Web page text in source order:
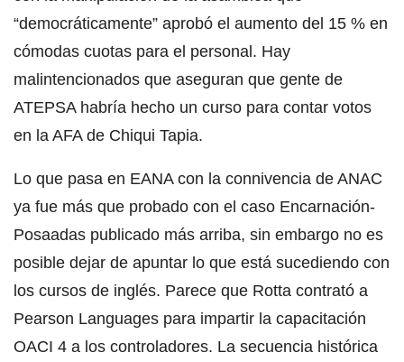
“democráticamente” aprobó el aumento del 15 % en
cómodas cuotas para el personal. Hay
malintencionados que aseguran que gente de
ATEPSA habría hecho un curso para contar votos
en la AFA de Chiqui Tapia.
Lo que pasa en EANA con la connivencia de ANAC
ya fue más que probado con el caso Encarnación-
Posaadas publicado más arriba, sin embargo no es
posible dejar de apuntar lo que está sucediendo con
los cursos de inglés. Parece que Rotta contrató a
Pearson Languages para impartir la capacitación
OACI 4 a los controladores. La secuencia histórica